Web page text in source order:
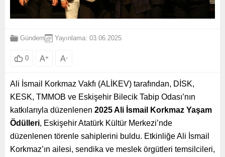
Gündem Yayınlama: 03.06.2025
0 A+ A-
Ali İsmail Korkmaz Vakfı (ALİKEV) tarafından, DİSK,
KESK, TMMOB ve Eskişehir Bilecik Tabip Odası’nın
katkılarıyla düzenlenen 2025 Ali İsmail Korkmaz Yaşam
Ödülleri, Eskişehir Atatürk Kültür Merkezi’nde
düzenlenen törenle sahiplerini buldu. Etkinliğe Ali İsmail
Korkmaz’ın ailesi, sendika ve meslek örgütleri temsilcileri,